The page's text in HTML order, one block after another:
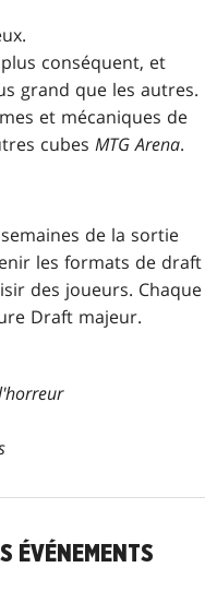
conséquent, et
grand que les autres.
et mécaniques de
cubesMTG Arena.
de la sortie
les formats de draft
des joueurs. Chaque
Draft majeur.
ÉVÉNEMENTS